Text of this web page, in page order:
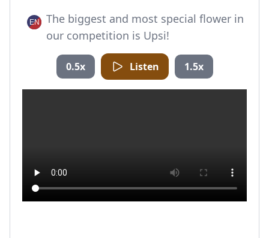
The biggest and most special flower in
our competition is Upsi!
0.5x Listen 1.5x